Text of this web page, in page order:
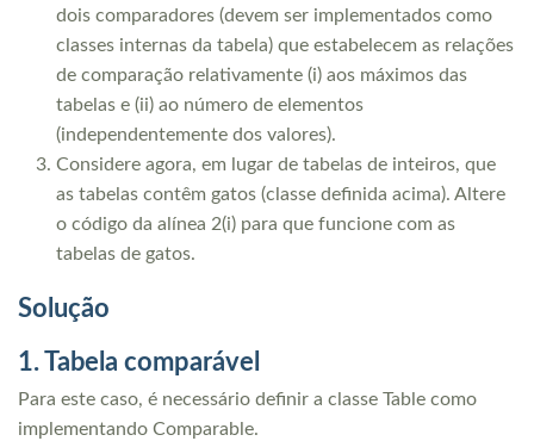
dois comparadores (devem ser implementados como
classes internas da tabela) que estabelecem as relações
de comparação relativamente (i) aos máximos das
tabelas e (ii) ao número de elementos
(independentemente dos valores).
Considere agora, em lugar de tabelas de inteiros, que
as tabelas contêm gatos (classe definida acima). Altere
o código da alínea 2(i) para que funcione com as
tabelas de gatos.
Solução
1. Tabela comparável
Para este caso, é necessário definir a classe Table como
implementando Comparable.